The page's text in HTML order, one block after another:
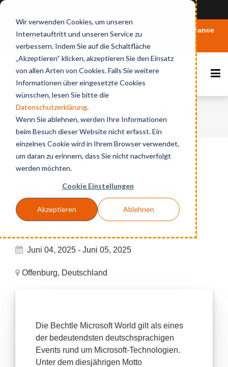
Wir verwenden Cookies, um unseren
Internetauftritt und unseren Service zu
verbessern. Indem Sie auf die Schaltfläche
„Akzeptieren“ klicken, akzeptieren Sie den Einsatz
von allen Arten von Cookies. Falls Sie weitere
Informationen über eingesetzte Cookies
wünschen, lesen Sie bitte die
Datenschutzerklärung.
Wenn Sie ablehnen, werden Ihre Informationen
beim Besuch dieser Website nicht erfasst. Ein
einzelnes Cookie wird in Ihrem Browser verwendet,
um daran zu erinnern, dass Sie nicht nachverfolgt
werden möchten.
Cookie Einstellungen
Akzeptieren Ablehnen
Vertiefen Sie Ihr Wissen rund um Microsoft 365 Governance
Home Veranstaltungen
World
Bechtle Microsoft
World
Juni 04, 2025 - Juni 05, 2025
Offenburg, Deutschland
Die Bechtle Microsoft World gilt als eines
der bedeutendsten deutschsprachigen
Events rund um Microsoft-Technologien.
Unter dem diesjährigen Motto